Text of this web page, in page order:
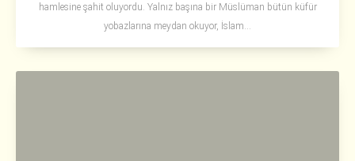
hamlesine şahit oluyordu. Yalnız başına bir Müslüman bütün küfür
yobazlarına meydan okuyor, İslam...